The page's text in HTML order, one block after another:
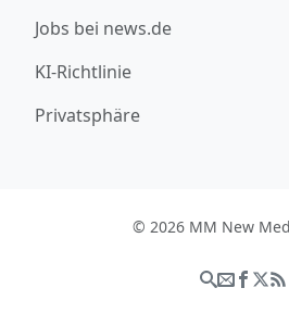
Jobs bei news.de
KI-Richtlinie
Privatsphäre
© 2026 MM New